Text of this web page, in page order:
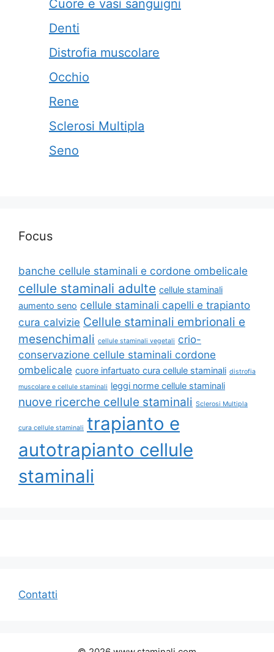
Cuore e vasi sanguigni
Denti
Distrofia muscolare
Occhio
Rene
Sclerosi Multipla
Seno
Focus
banche cellule staminali e cordone ombelicale
cellule staminali adulte cellule staminali
aumento seno cellule staminali capelli e trapianto
cura calvizie Cellule staminali embrionali e
mesenchimali cellule staminali vegetali crio-
conservazione cellule staminali cordone
ombelicale cuore infartuato cura cellule staminali distrofia
muscolare e cellule staminali leggi norme cellule staminali
nuove ricerche cellule staminali Sclerosi Multipla
cura cellule staminali trapianto e
autotrapianto cellule
staminali
Contatti